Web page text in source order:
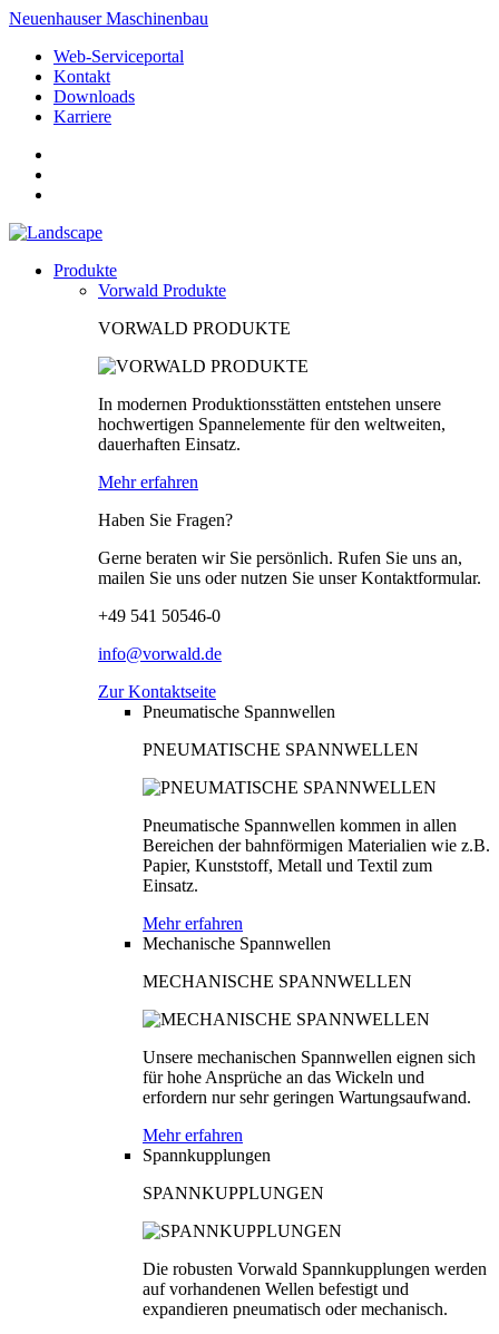
Neuenhauser Maschinenbau
Web-Serviceportal
Kontakt
Downloads
Karriere
Produkte
Vorwald Produkte
VORWALD PRODUKTE
In modernen Produktionsstätten entstehen unsere
hochwertigen Spannelemente für den weltweiten,
dauerhaften Einsatz.
Mehr erfahren
Haben Sie Fragen?
Gerne beraten wir Sie persönlich. Rufen Sie uns an,
mailen Sie uns oder nutzen Sie unser Kontaktformular.
+49 541 50546-0
info@vorwald.de
Zur Kontaktseite
Pneumatische Spannwellen
PNEUMATISCHE SPANNWELLEN
Pneumatische Spannwellen kommen in allen
Bereichen der bahnförmigen Materialien wie z.B.
Papier, Kunststoff, Metall und Textil zum
Einsatz.
Mehr erfahren
Mechanische Spannwellen
MECHANISCHE SPANNWELLEN
Unsere mechanischen Spannwellen eignen sich
für hohe Ansprüche an das Wickeln und
erfordern nur sehr geringen Wartungsaufwand.
Mehr erfahren
Spannkupplungen
SPANNKUPPLUNGEN
Die robusten Vorwald Spannkupplungen werden
auf vorhandenen Wellen befestigt und
expandieren pneumatisch oder mechanisch.